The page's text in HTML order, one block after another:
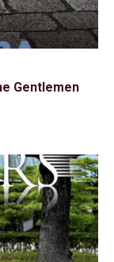
Gentlemen